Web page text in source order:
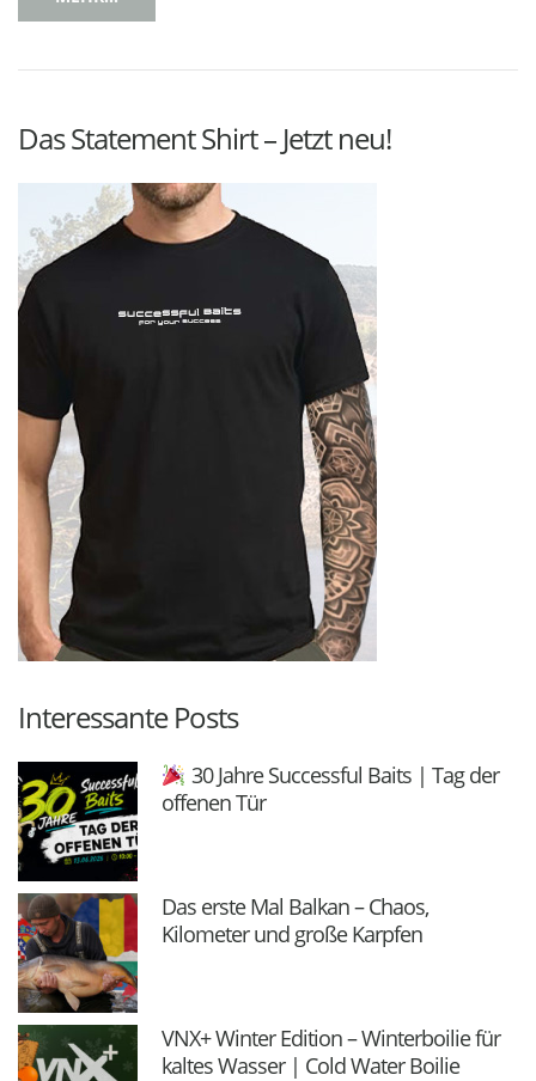
Das Statement Shirt – Jetzt neu!
Interessante Posts
30 Jahre Successful Baits | Tag der
offenen Tür
Das erste Mal Balkan – Chaos,
Kilometer und große Karpfen
VNX+ Winter Edition – Winterboilie für
kaltes Wasser | Cold Water Boilie